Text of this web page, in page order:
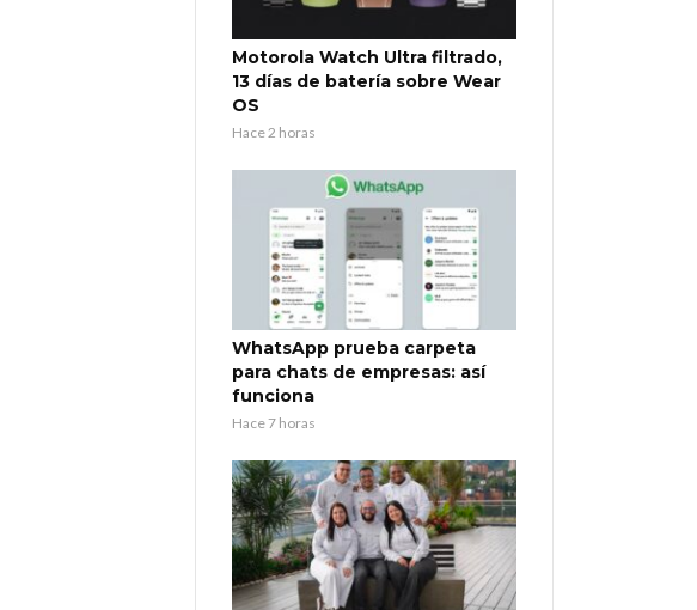
Motorola Watch Ultra filtrado,
13 días de batería sobre Wear
OS
Hace 2 horas
WhatsApp prueba carpeta
para chats de empresas: así
funciona
Hace 7 horas